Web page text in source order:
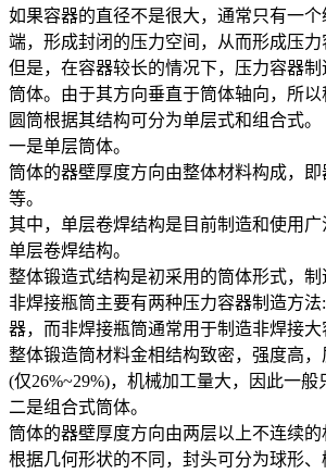
如果容器的直径不是很大，通常只有一
端，形成封闭的压力空间，从而形成压力
但是，在容器较长的情况下，压力容器
筒体。由于其方向垂直于筒体轴向，所以
圆筒根据其结构可分为单层式和组合式。
一是单层筒体。
筒体的器壁厚度方向由整体材料构成，
等。
其中，单层卷焊结构是目前制造和使用
单层卷焊结构。
整体锻造式结构是初采用的筒体形式，
非焊接瓶筒主要有两种压力容器制造方
器，而非焊接瓶筒通常用于制造非焊接大
整体锻造筒材料金相结构致密，强度高
(仅26%~29%)，机械加工量大，因此一
二是组合式筒体。
筒体的器壁厚度方向由两层以上不连续
根据几何形状的不同，封头可分为球形